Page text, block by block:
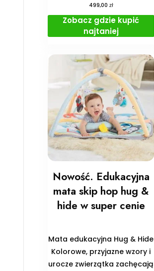
499,00 zł
Zobacz gdzie kupić
najtaniej
Nowość. Edukacyjna
mata skip hop hug &
hide w super cenie
Mata edukacyjna Hug & Hide
Kolorowe, przyjazne wzory i
urocze zwierzątka zachęcają